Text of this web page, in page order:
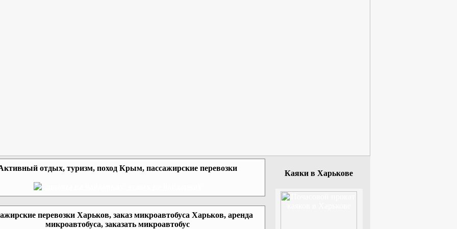
отдых, туризм, поход Крым, пассажирские перевозки
перевозки Харьков, заказ микроавтобуса Харьков, аренда
микроавтобуса, заказать микроавтобус
Каяки в Харькове